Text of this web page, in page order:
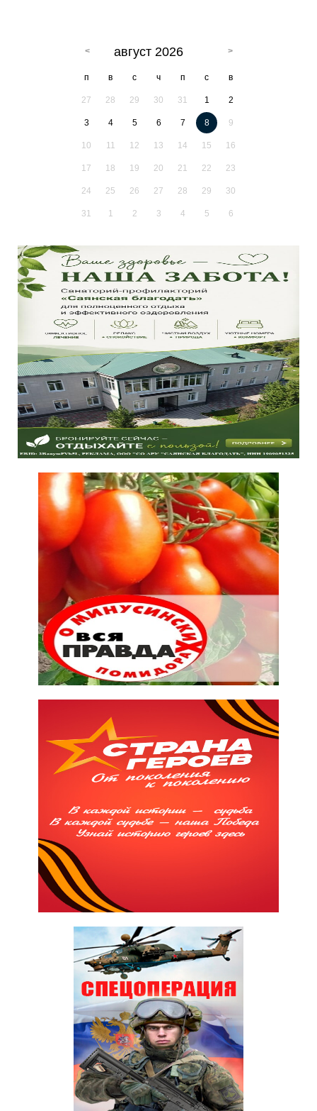
август 2026
п в с ч п с в
27 28 29 30 31 1 2
3 4 5 6 7 8 9
10 11 12 13 14 15 16
17 18 19 20 21 22 23
24 25 26 27 28 29 30
31 1 2 3 4 5 6